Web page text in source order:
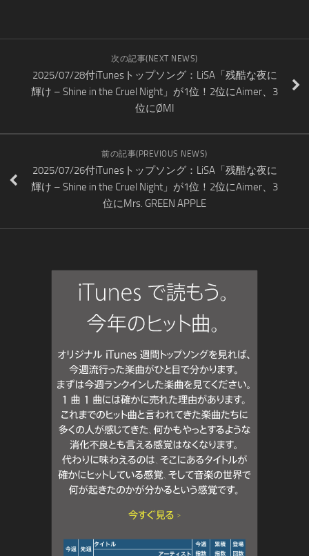
次の記事(NEXT NEWS)
2025/07/28付iTunesトップソング：LiSA「残酷な夜に
輝け – Shine in the Cruel Night」が1位！2位にAimer、3
位にØMI
前の記事(PREVIOUS NEWS)
2025/07/26付iTunesトップソング：LiSA「残酷な夜に
輝け – Shine in the Cruel Night」が1位！2位にAimer、3
位にMrs. GREEN APPLE